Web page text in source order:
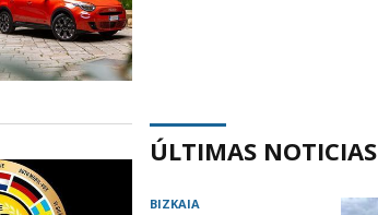
ÚLTIMAS NOTICIAS
BIZKAIA